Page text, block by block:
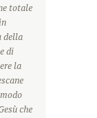
totale
della
di
la
che